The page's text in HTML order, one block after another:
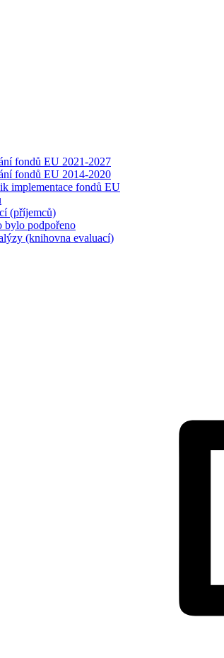
fondů EU 2021-2027
fondů EU 2014-2020
implementace fondů EU
(příjemců)
bylo podpořeno
(knihovna evaluací)